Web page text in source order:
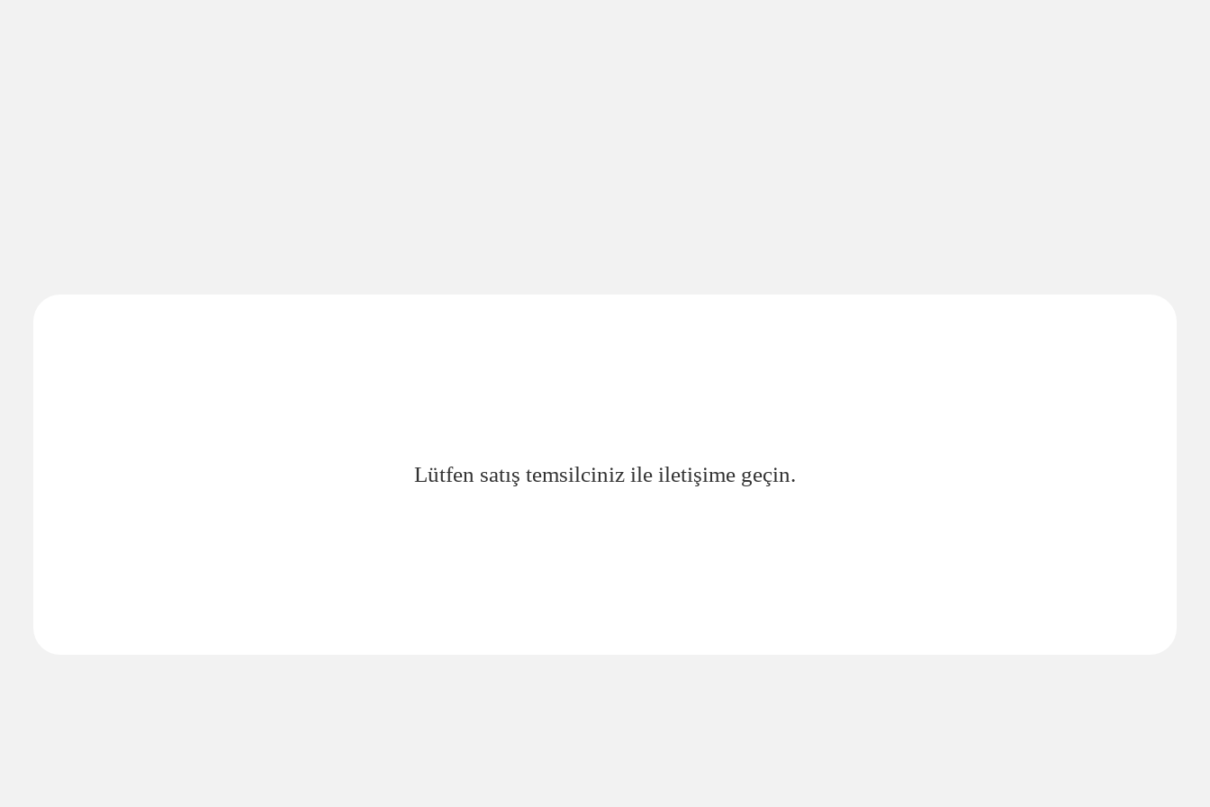
Lütfen satış temsilciniz ile iletişime geçin.